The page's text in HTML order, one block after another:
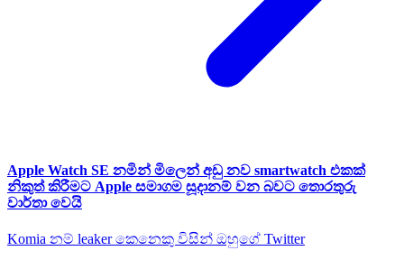
Apple Watch SE නමින් මිලෙන් අඩු නව smartwatch එකක්
නිකුත් කිරීමට Apple සමාගම සූදානම් වන බවට තොරතුරු
වාර්තා වෙයි
Komia නම් leaker කෙනෙකු විසින් ඔහුගේ Twitter